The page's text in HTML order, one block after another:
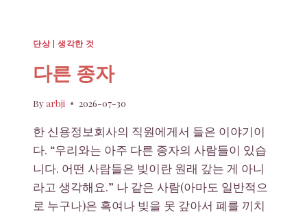
단상| 생각한 것
다른 종자
Byarbji 2026-07-30
한 신용정보회사의 직원에게서 들은 이야기이
다. “우리와는 아주 다른 종자의 사람들이 있습
니다. 어떤 사람들은 빚이란 원래 갚는 게 아니
라고 생각해요.” 나 같은 사람(아마도 일반적으
로 누구나)은 혹여나 빚을 못 갚아서 폐를 끼치